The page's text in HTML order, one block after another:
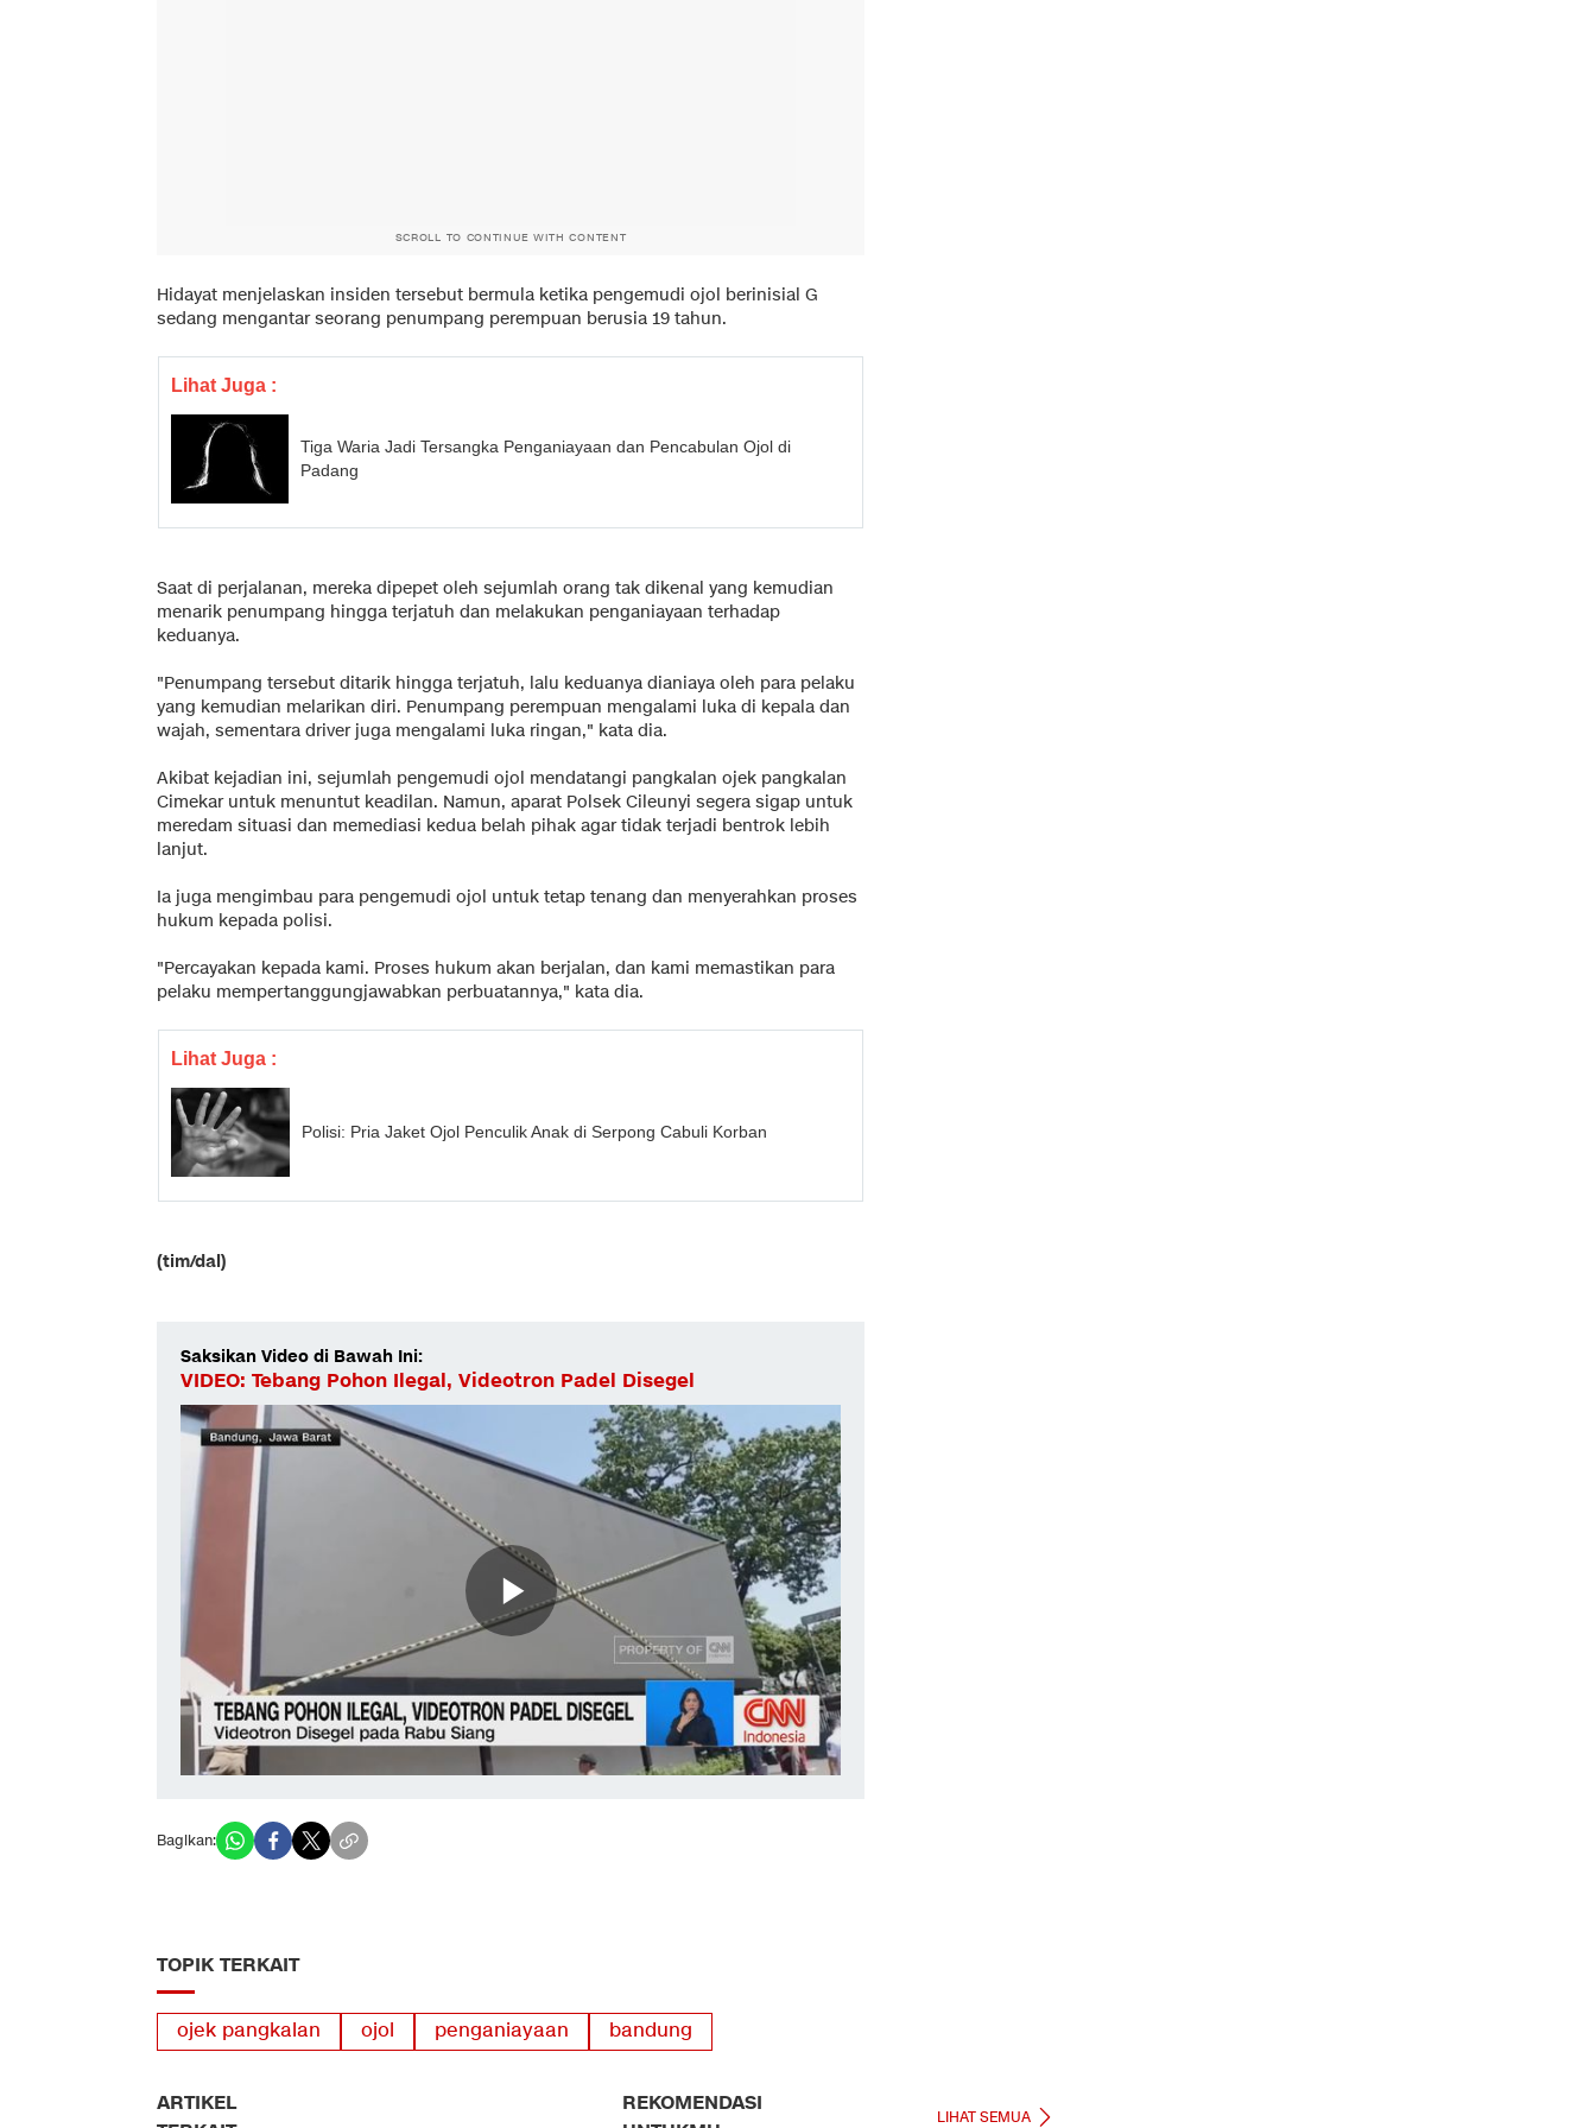
SCROLL TO CONTINUE WITH CONTENT
Hidayat menjelaskan insiden tersebut bermula ketika pengemudi ojol berinisial G
sedang mengantar seorang penumpang perempuan berusia 19 tahun.
Lihat Juga :
Tiga Waria Jadi Tersangka Penganiayaan dan Pencabulan Ojol di
Padang
Saat di perjalanan, mereka dipepet oleh sejumlah orang tak dikenal yang kemudian
menarik penumpang hingga terjatuh dan melakukan penganiayaan terhadap
keduanya.
"Penumpang tersebut ditarik hingga terjatuh, lalu keduanya dianiaya oleh para pelaku
yang kemudian melarikan diri. Penumpang perempuan mengalami luka di kepala dan
wajah, sementara driver juga mengalami luka ringan," kata dia.
Akibat kejadian ini, sejumlah pengemudi ojol mendatangi pangkalan ojek pangkalan
Cimekar untuk menuntut keadilan. Namun, aparat Polsek Cileunyi segera sigap untuk
meredam situasi dan memediasi kedua belah pihak agar tidak terjadi bentrok lebih
lanjut.
Ia juga mengimbau para pengemudi ojol untuk tetap tenang dan menyerahkan proses
hukum kepada polisi.
"Percayakan kepada kami. Proses hukum akan berjalan, dan kami memastikan para
pelaku mempertanggungjawabkan perbuatannya," kata dia.
Lihat Juga :
Polisi: Pria Jaket Ojol Penculik Anak di Serpong Cabuli Korban
(tim/dal)
Saksikan Video di Bawah Ini:
VIDEO: Tebang Pohon Ilegal, Videotron Padel Disegel
Bagikan:
TOPIK TERKAIT
ojek pangkalan ojol penganiayaan bandung
ARTIKEL
REKOMENDASI
LIHAT SEMUA